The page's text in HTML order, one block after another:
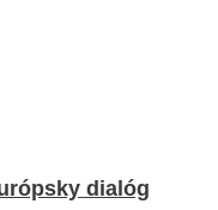
dialóg